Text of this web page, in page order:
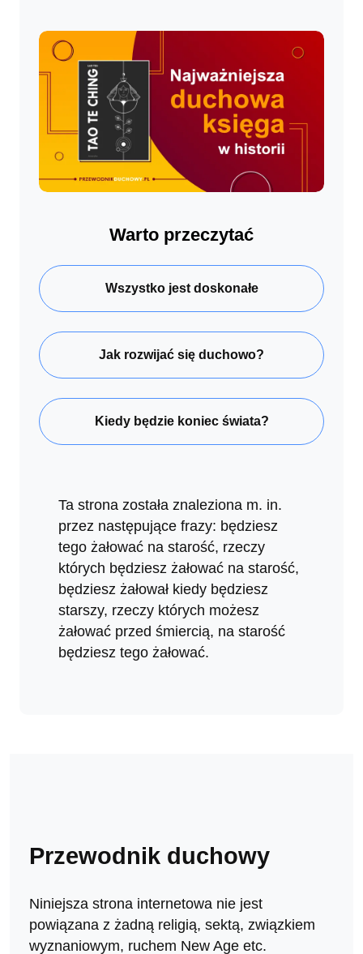
Warto przeczytać
Wszystko jest doskonałe
Jak rozwijać się duchowo?
Kiedy będzie koniec świata?
Ta strona została znaleziona m. in.
przez następujące frazy: będziesz
tego żałować na starość, rzeczy
których będziesz żałować na starość,
będziesz żałował kiedy będziesz
starszy, rzeczy których możesz
żałować przed śmiercią, na starość
będziesz tego żałować.
Przewodnik duchowy
Niniejsza strona internetowa nie jest
powiązana z żadną religią, sektą, związkiem
wyznaniowym, ruchem New Age etc.